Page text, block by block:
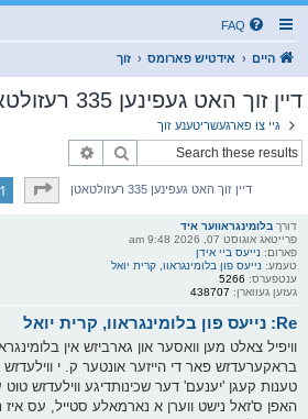
FAQ
היים אידטיש פארומס זוך
דיין זוך האט געפינען 335 רעזולטאטן
גיי צו פארגעשריטענע זוך
זוך
דיין זוך האט געפינען 335 רעזולטאטן בלאט1 פון14
1
דורך בלומינגראווער איד
פרייטאג אוגוסט 07, 2026 9:48 am
פארום: נייעס ביי אידן
טעמע: נייעס פון בלומינגראוו, קרית יואל
ענטפערס: 5266
געזען געווארן: 438707
Re: נייעס פון בלומינגראוו, קרית יואל
וויפיל צאלט מען וואסער און גארביזש אין
בראקערעדזש פאר די הייזער אונטער ק. י
טענות קעגן 'יענעם' דער שכינותדיגע ווילעדזש
האפן ס'זאל נישט ווערן א נארמאלע סטייל, עס איז